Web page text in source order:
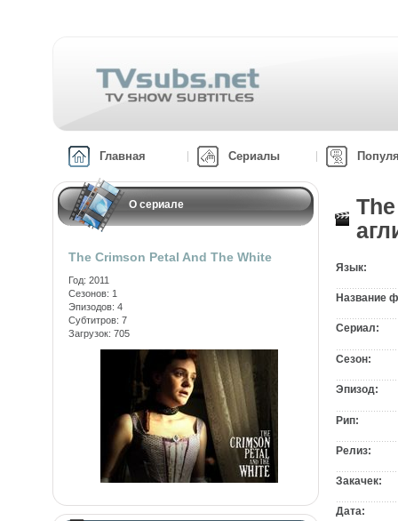
Главная Сериалы
О сериале
The Crimson Petal And The White
Год: 2011
Сезонов: 1
Эпизодов: 4
Субтитров: 7
Загрузок: 705
Язык:
Название
Сериал:
Сезон:
Эпизод:
Рип:
Релиз:
Закачек:
Дата: